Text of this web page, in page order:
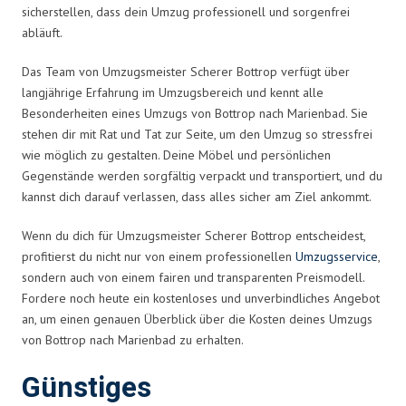
sicherstellen, dass dein Umzug professionell und sorgenfrei
abläuft.
Das Team von Umzugsmeister Scherer Bottrop verfügt über
langjährige Erfahrung im Umzugsbereich und kennt alle
Besonderheiten eines Umzugs von Bottrop nach Marienbad. Sie
stehen dir mit Rat und Tat zur Seite, um den Umzug so stressfrei
wie möglich zu gestalten. Deine Möbel und persönlichen
Gegenstände werden sorgfältig verpackt und transportiert, und du
kannst dich darauf verlassen, dass alles sicher am Ziel ankommt.
Wenn du dich für Umzugsmeister Scherer Bottrop entscheidest,
profitierst du nicht nur von einem professionellen Umzugsservice,
sondern auch von einem fairen und transparenten Preismodell.
Fordere noch heute ein kostenloses und unverbindliches Angebot
an, um einen genauen Überblick über die Kosten deines Umzugs
von Bottrop nach Marienbad zu erhalten.
Günstiges